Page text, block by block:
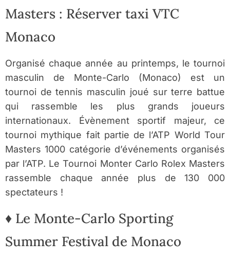
Masters : Réserver taxi VTC
Monaco
Organisé chaque année au printemps, le tournoi
masculin de Monte-Carlo (Monaco) est un
tournoi de tennis masculin joué sur terre battue
qui rassemble les plus grands joueurs
internationaux. Évènement sportif majeur, ce
tournoi mythique fait partie de l’ATP World Tour
Masters 1000 catégorie d’événements organisés
par l’ATP. Le Tournoi Monter Carlo Rolex Masters
rassemble chaque année plus de 130 000
spectateurs !
♦ Le Monte-Carlo Sporting
Summer Festival de Monaco